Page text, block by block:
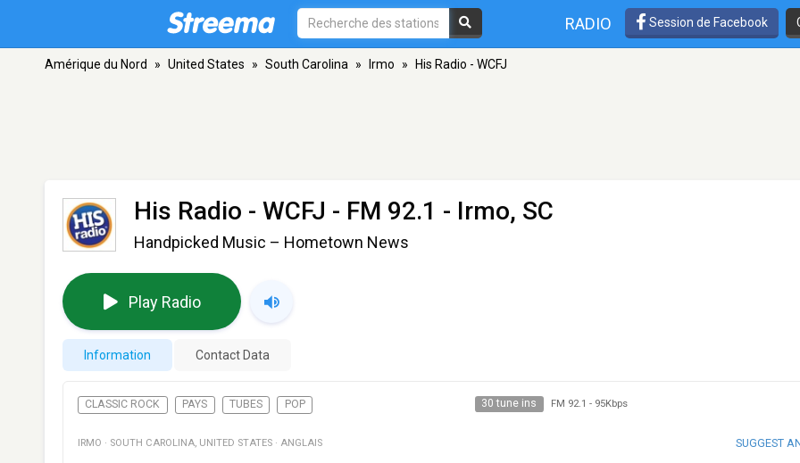
RADIO Session de Facebook
Amérique du Nord » United States » South Carolina » Irmo » His Radio - WCFJ
His Radio - WCFJ - FM 92.1 - Irmo, SC
Handpicked Music – Hometown News
Play Radio
Information Contact Data
CLASSIC ROCK PAYS TUBES POP 30 tune ins FM 92.1 - 95Kbps
IRMO · SOUTH CAROLINA, UNITED STATES · ANGLAIS SUGGEST